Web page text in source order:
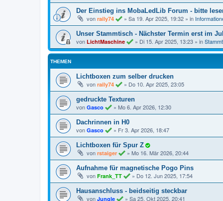
Der Einstieg ins MobaLedLib Forum - bitte
von raily74 » Sa 19. Apr 2025, 19:32 » in
Unser Stammtisch - Nächster Termin erst im
von LichtMaschine » Di 15. Apr 2025, 13:23 » in
THEMEN
Lichtboxen zum selber drucken
von raily74 » Do 10. Apr 2025, 23:05
gedruckte Texturen
von Gasco » Mo 6. Apr 2026, 12:30
Dachrinnen in H0
von Gasco » Fr 3. Apr 2026, 18:47
Lichtboxen für Spur Z
von rstaiger » Mo 16. Mär 2026, 20:44
Aufnahme für magnetische Pogo Pins
von Frank_TT » Do 12. Jun 2025, 17:54
Hausanschluss - beidseitig steckbar
von Jungle » Sa 25. Okt 2025, 20:41